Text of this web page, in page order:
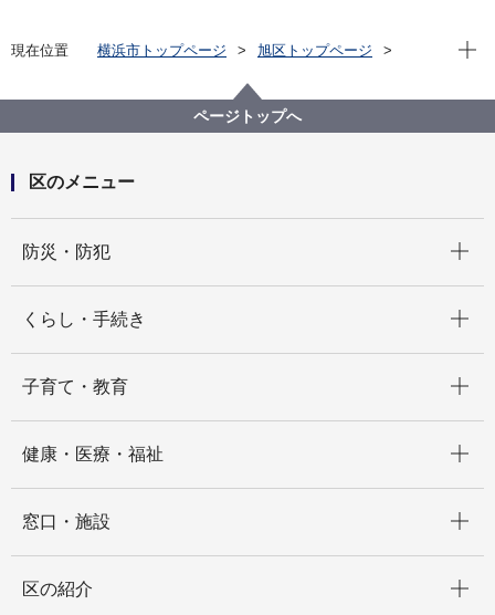
現在位置 横浜市トップページ
旭区トップページ
「おにぎりあさひくん」アニメ
現在
ページトップへ
区のメニュー
防災・防犯
くらし・手続き
子育て・教育
健康・医療・福祉
窓口・施設
区の紹介